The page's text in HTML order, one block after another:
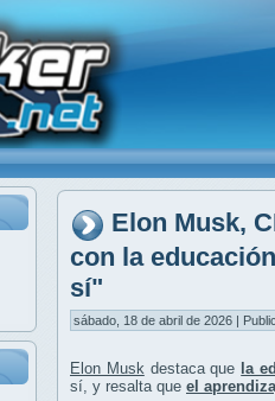
Elon Musk,
con la
sí"
sábado, 18 de abril de 2026 |
Elon Musk destaca que la
sí, y resalta que el